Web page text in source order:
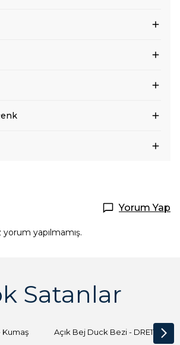
Yorum Yap
yapılmamış.
Satanlar
Kumaş Açık Bej Duck Bezi - DRE1144 Kumaş Peçete